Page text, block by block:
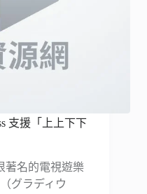
支援「上上下下
著名的電視遊樂
グラディウ